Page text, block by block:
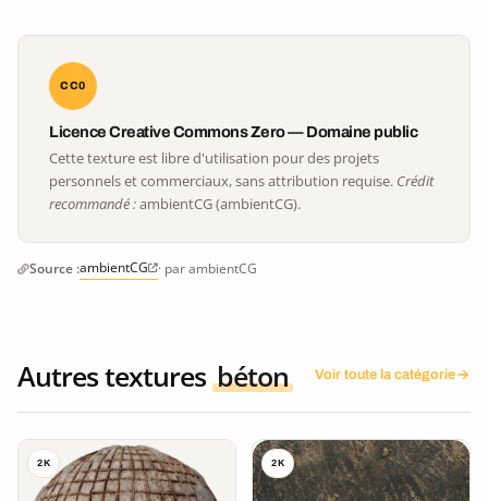
CC0
Licence Creative Commons Zero — Domaine public
Cette texture est libre d'utilisation pour des projets
personnels et commerciaux, sans attribution requise. Crédit
recommandé :ambientCG (ambientCG).
Source :ambientCG · par ambientCG
Autres textures béton Voir toute la catégorie
2K 2K